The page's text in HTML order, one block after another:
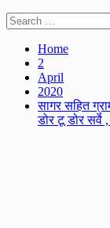
Search
for:
Home
2
April
2020
सागर सहित
डोर टू डोर सर्वे